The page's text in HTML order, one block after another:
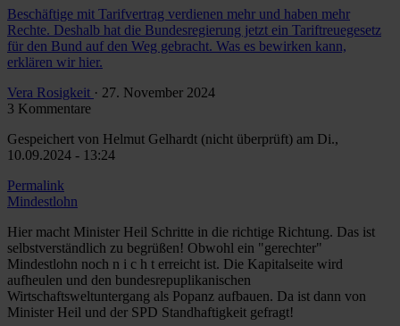
Beschäftige mit Tarifvertrag verdienen mehr und haben mehr
Rechte. Deshalb hat die Bundesregierung jetzt ein Tariftreuegesetz
für den Bund auf den Weg gebracht. Was es bewirken kann,
erklären wir hier.
Vera Rosigkeit · 27. November 2024
3 Kommentare
Gespeichert von Helmut Gelhardt (nicht überprüft) am Di.,
10.09.2024 - 13:24
Permalink
Mindestlohn
Hier macht Minister Heil Schritte in die richtige Richtung. Das ist
selbstverständlich zu begrüßen! Obwohl ein "gerechter"
Mindestlohn noch n i c h t erreicht ist. Die Kapitalseite wird
aufheulen und den bundesrepuplikanischen
Wirtschaftsweltuntergang als Popanz aufbauen. Da ist dann von
Minister Heil und der SPD Standhaftigkeit gefragt!